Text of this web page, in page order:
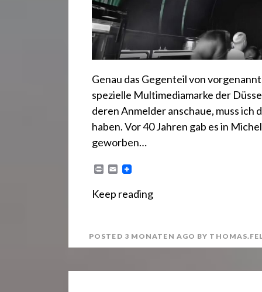
Genau das Gegenteil von
spezielle Multimediamarke der
deren Anmelder anschaue, muss ich
haben. Vor 40 Jahren gab es in
geworben…
n
E
i
Keep reading
POSTED 3 MONATEN AGO BY